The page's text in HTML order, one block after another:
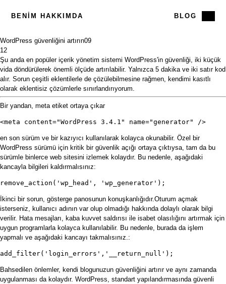
BENIM HAKKIMDA BLOG
WordPress güvenliğini artırın09
12
Şu anda en popüler içerik yönetim sistemi WordPress'in güvenliği, iki küçük
vida döndürülerek önemli ölçüde artırılabilir. Yalnızca 5 dakika ve iki satır kod
alır. Sorun çeşitli eklentilerle de çözülebilmesine rağmen, kendimi kasıtlı
olarak eklentisiz çözümlerle sınırlandırıyorum.
Bir yandan, meta etiket ortaya çıkar
<meta content="WordPress 3.4.1" name="generator" />
en son sürüm ve bir kazıyıcı kullanılarak kolayca okunabilir. Özel bir
WordPress sürümü için kritik bir güvenlik açığı ortaya çıktıysa, tam da bu
sürümle binlerce web sitesini izlemek kolaydır. Bu nedenle, aşağıdaki
kancayla bilgileri kaldırmalısınız:
remove_action('wp_head', 'wp_generator');
İkinci bir sorun, gösterge panosunun konuşkanlığıdır.Oturum açmak
isterseniz, kullanıcı adının var olup olmadığı hakkında dolaylı olarak bilgi
verilir. Hata mesajları, kaba kuvvet saldırısı ile isabet olasılığını artırmak için
uygun programlarla kolayca kullanılabilir. Bu nedenle, burada da işlem
yapmalı ve aşağıdaki kancayı takmalısınız.:
add_filter('login_errors','__return_null');
Bahsedilen önlemler, kendi blogunuzun güvenliğini artırır ve aynı zamanda
uygulanması da kolaydır. WordPress, standart yapılandırmasında güvenli